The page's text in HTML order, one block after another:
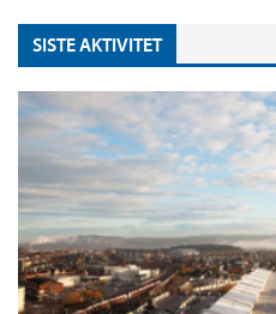
SISTE AKTIVITET